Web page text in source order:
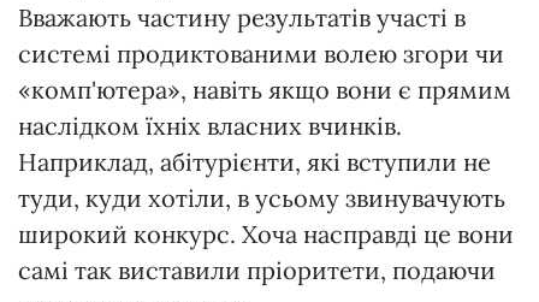
Вважають частину результатів участі в
системі продиктованими волею згори чи
«комп'ютера», навіть якщо вони є прямим
наслідком їхніх власних вчинків.
Наприклад, абітурієнти, які вступили не
туди, куди хотіли, в усьому звинувачують
широкий конкурс. Хоча насправді це вони
самі так виставили пріоритети, подаючи